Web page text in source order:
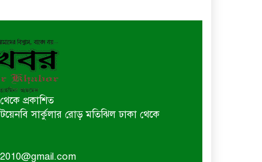
প্রকাশিত
টয়েনবি সার্কুলার রোড় মতিঝিল ঢাকা থেকে